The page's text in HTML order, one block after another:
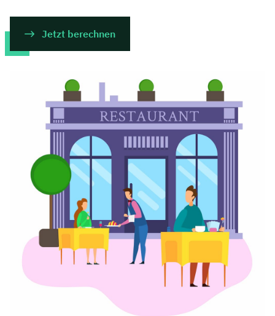
Jetzt berechnen